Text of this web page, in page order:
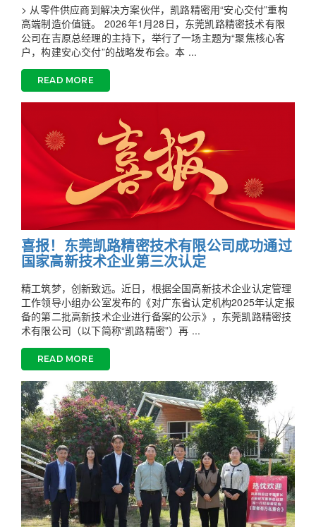
> 从零件供应商到解决方案伙伴，凯路精密用“安心交付”重构
高端制造价值链。 2026年1月28日，东莞凯路精密技术有限
公司在吉原总经理的主持下，举行了一场主题为“聚焦核心客
户，构建安心交付”的战略发布会。本 ...
READ MORE
喜报！东莞凯路精密技术有限公司成功通过
国家高新技术企业第三次认定
精工筑梦，创新致远。近日，根据全国高新技术企业认定管理
工作领导小组办公室发布的《对广东省认定机构2025年认定报
备的第二批高新技术企业进行备案的公示》，东莞凯路精密技
术有限公司（以下简称“凯路精密”）再 ...
READ MORE